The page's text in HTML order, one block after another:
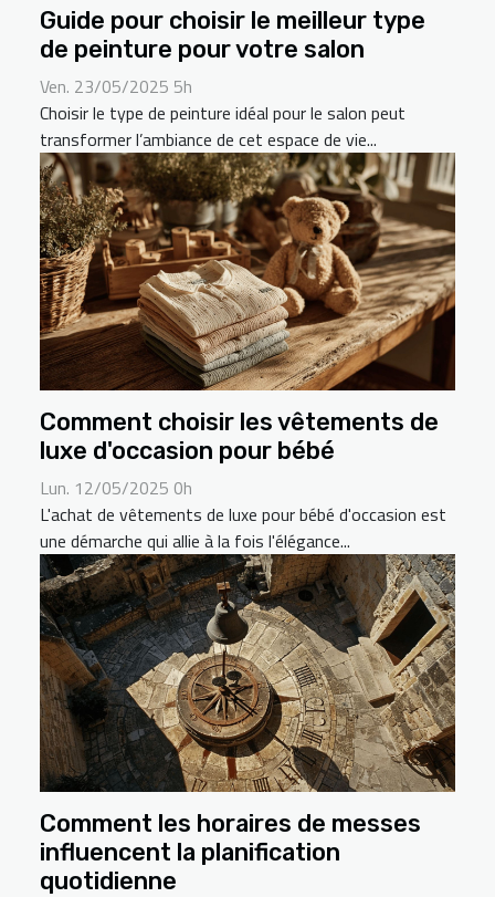
Guide pour choisir le meilleur type
de peinture pour votre salon
Ven. 23/05/2025 5h
Choisir le type de peinture idéal pour le salon peut
transformer l’ambiance de cet espace de vie...
Comment choisir les vêtements de
luxe d'occasion pour bébé
Lun. 12/05/2025 0h
L'achat de vêtements de luxe pour bébé d'occasion est
une démarche qui allie à la fois l'élégance...
Comment les horaires de messes
influencent la planification
quotidienne